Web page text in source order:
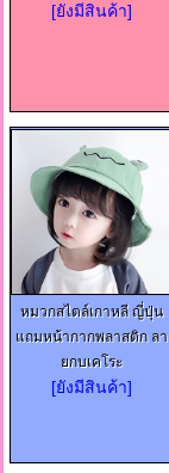
[ยังมีสินค้า]
หมวกสไตล์เกาหลี ญี่ปุ่น
แถมหน้ากากพลาสติก ลา
ยกบเคโระ
[ยังมีสินค้า]